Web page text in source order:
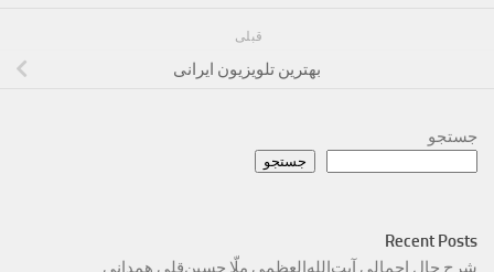
قبلی
بهترین تلویزیون ایرانی
جستجو
جستجو
Recent Posts
شرح حال اجمالی آیت‌الله‌العظمی ملّا حسین‌قلی همدانی